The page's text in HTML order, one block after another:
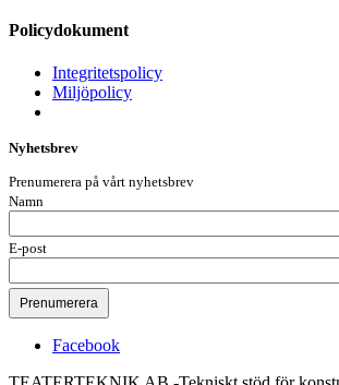
Policydokument
Integritetspolicy
Miljöpolicy
Nyhetsbrev
Prenumerera på vårt nyhetsbrev
Namn
E-post
Facebook